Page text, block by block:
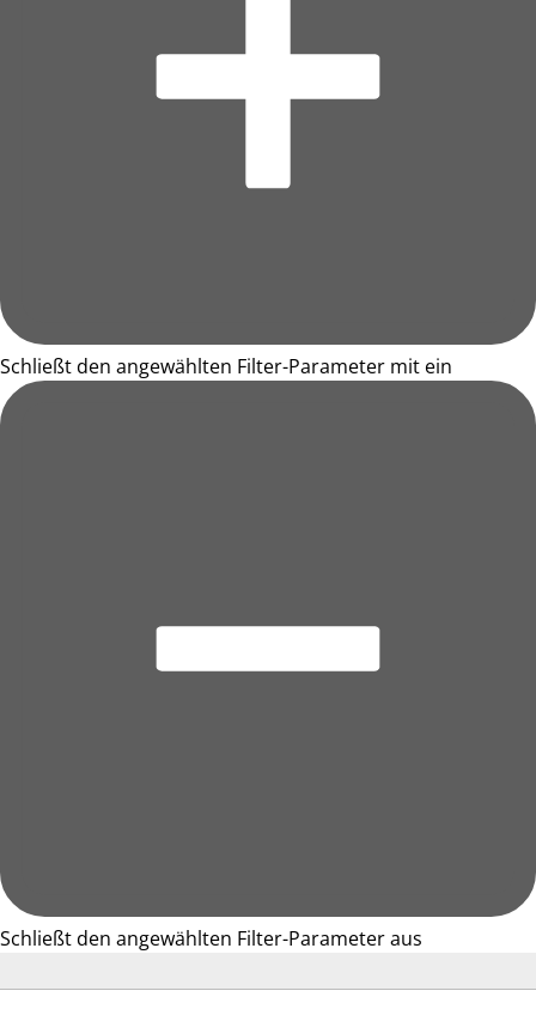
Schließt den angewählten Filter-Parameter mit ein
Schließt den angewählten Filter-Parameter aus